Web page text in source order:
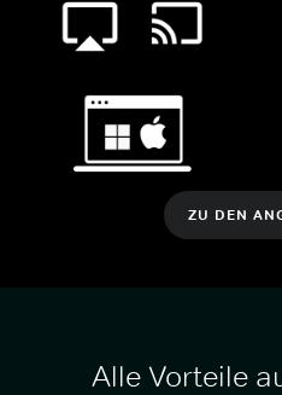
ZU DEN
Alle Vorteile